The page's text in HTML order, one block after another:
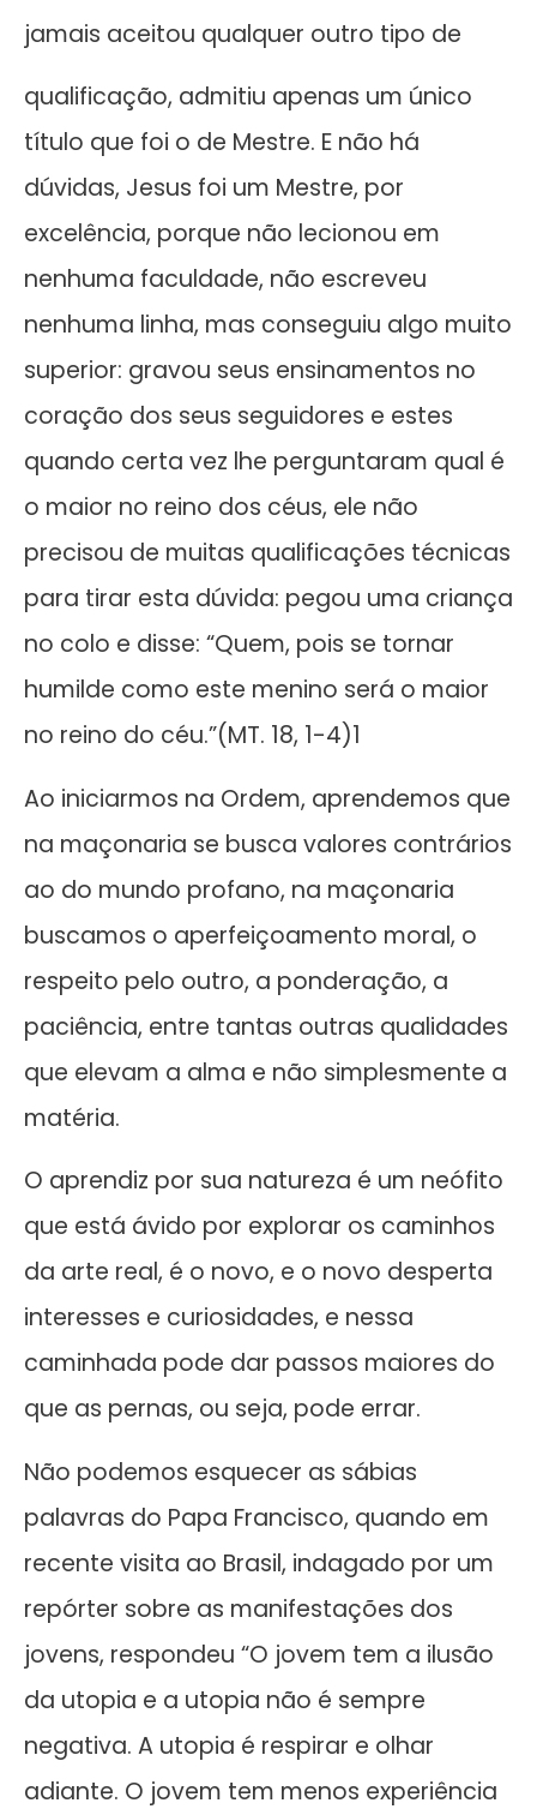
jamais aceitou qualquer outro tipo de
qualificação, admitiu apenas um único
título que foi o de Mestre. E não há
dúvidas, Jesus foi um Mestre, por
excelência, porque não lecionou em
nenhuma faculdade, não escreveu
nenhuma linha, mas conseguiu algo muito
superior: gravou seus ensinamentos no
coração dos seus seguidores e estes
quando certa vez lhe perguntaram qual é
o maior no reino dos céus, ele não
precisou de muitas qualificações técnicas
para tirar esta dúvida: pegou uma criança
no colo e disse: “Quem, pois se tornar
humilde como este menino será o maior
no reino do céu.”(MT. 18, 1-4)1
Ao iniciarmos na Ordem, aprendemos que
na maçonaria se busca valores contrários
ao do mundo profano, na maçonaria
buscamos o aperfeiçoamento moral, o
respeito pelo outro, a ponderação, a
paciência, entre tantas outras qualidades
que elevam a alma e não simplesmente a
matéria.
O aprendiz por sua natureza é um neófito
que está ávido por explorar os caminhos
da arte real, é o novo, e o novo desperta
interesses e curiosidades, e nessa
caminhada pode dar passos maiores do
que as pernas, ou seja, pode errar.
Não podemos esquecer as sábias
palavras do Papa Francisco, quando em
recente visita ao Brasil, indagado por um
repórter sobre as manifestações dos
jovens, respondeu “O jovem tem a ilusão
da utopia e a utopia não é sempre
negativa. A utopia é respirar e olhar
adiante. O jovem tem menos experiência